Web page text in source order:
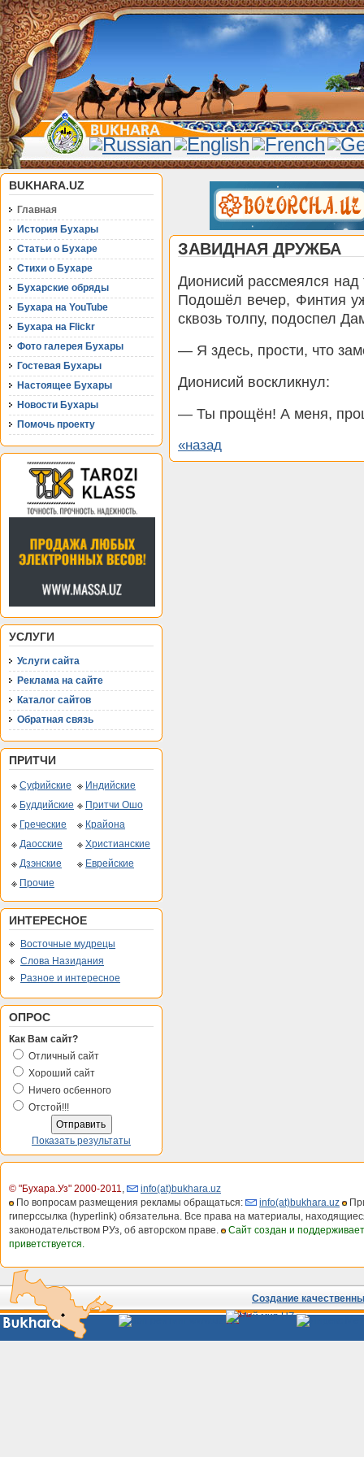
BUKHARA.UZ
Главная
История Бухары
Статьи о Бухаре
Стихи о Бухаре
Бухарские обряды
Бухара на YouTube
Бухара на Flickr
Фото галерея Бухары
Гостевая Бухары
Настоящее Бухары
Новости Бухары
Помочь проекту
УСЛУГИ
Услуги сайта
Реклама на сайте
Каталог сайтов
Обратная связь
ПРИТЧИ
Суфийские
Индийские
Буддийские
Притчи Ошо
Греческие
Крайона
Даосские
Христианские
Дзэнские
Еврейские
Прочие
ИНТЕРЕСНОЕ
Восточные мудрецы
Слова Назидания
Разное и интересное
ОПРОС
Как Вам сайт?
Отличный сайт
Хороший сайт
Ничего осбенного
Отстой!!!
Показать результаты
ЗАВИДНАЯ ДРУЖБА
Дионисий рассмеялся над
Подошёл вечер, Финтия
сквозь толпу, подоспел
— Я здесь, прости, что
Дионисий воскликнул:
— Ты прощён! А меня,
«назад
© "Бухара.Уз" 2000-2011,
info(at)bukhara.uz
По вопросам размещения рекламы обращаться:
info(at)bukhara.uz
гиперссылка (hyperlink) обязательна. Все права на материалы,
законодательством РУз, об авторском праве.
Сайт создан и
приветствуется.
Создание
Сайты
Узбекистана